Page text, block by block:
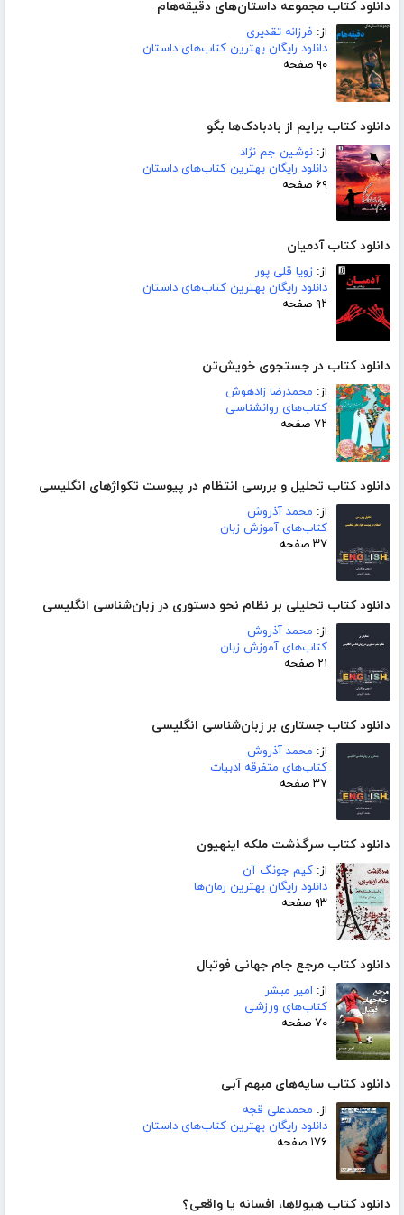
دانلود کتاب مجموعه داستان‌های دقیقه‌هام
از: فرزانه تقدیری
دانلود رایگان بهترین کتاب‌های داستان
۹۰ صفحه
دانلود کتاب برایم از بادبادک‌ها بگو
از: نوشین جم نژاد
دانلود رایگان بهترین کتاب‌های داستان
۶۹ صفحه
دانلود کتاب آدمیان
از: زویا قلی پور
دانلود رایگان بهترین کتاب‌های داستان
۹۲ صفحه
دانلود کتاب در جستجوی خویش‌تن
از: محمدرضا زادهوش
کتاب‌های روانشناسی
۷۲ صفحه
دانلود کتاب تحلیل و بررسی انتظام در پیوست تکواژهای انگلیسی
از: محمد آذروش
کتاب‌های آموزش زبان
۳۷ صفحه
دانلود کتاب تحلیلی بر نظام نحو دستوری در زبان‌شناسی انگلیسی
از: محمد آذروش
کتاب‌های آموزش زبان
۲۱ صفحه
دانلود کتاب جستاری بر زبان‌شناسی انگلیسی
از: محمد آذروش
کتاب‌های متفرقه ادبیات
۳۷ صفحه
دانلود کتاب سرگذشت ملکه اینهیون
از: کیم جونگ آن
دانلود رایگان بهترین رمان‌ها
۹۳ صفحه
دانلود کتاب مرجع جام جهانی فوتبال
از: امیر مبشر
کتاب‌های ورزشی
۷۰ صفحه
دانلود کتاب سایه‌های مبهم آبی
از: محمدعلی قجه
دانلود رایگان بهترین کتاب‌های داستان
۱۷۶ صفحه
دانلود کتاب هیولاها، افسانه یا واقعی؟